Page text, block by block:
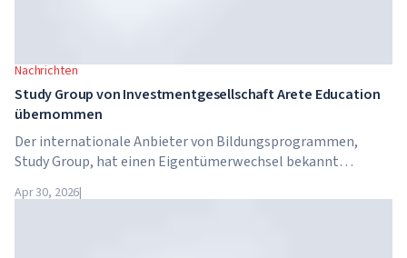
Nachrichten
Study Group von Investmentgesellschaft Arete Education
übernommen
Der internationale Anbieter von Bildungsprogrammen,
Study Group, hat einen Eigentümerwechsel bekannt
übernommen – einer Investmentstruktur im
Apr 30, 2026|